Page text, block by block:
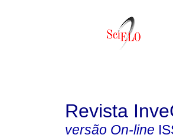
Revista
versão On-line